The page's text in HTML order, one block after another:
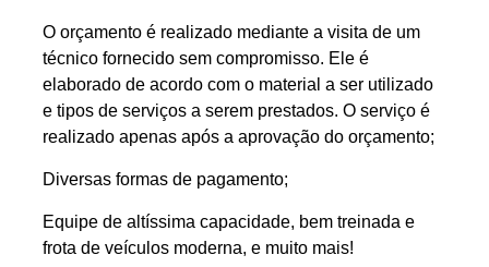
O orçamento é realizado mediante a visita de um
técnico fornecido sem compromisso. Ele é
elaborado de acordo com o material a ser utilizado
e tipos de serviços a serem prestados. O serviço é
realizado apenas após a aprovação do orçamento;
Diversas formas de pagamento;
Equipe de altíssima capacidade, bem treinada e
frota de veículos moderna, e muito mais!